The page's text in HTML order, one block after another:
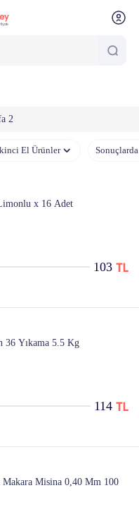
2
El Ürünler
x 16 Adet
103
36 Yıkama 5.5 Kg
114
Makara Misina 0,40 Mm 100